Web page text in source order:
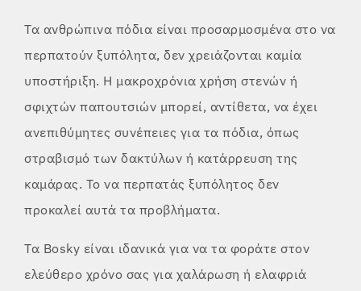
Τα ανθρώπινα πόδια είναι προσαρμοσμένα στο να
περπατούν ξυπόλητα, δεν χρειάζονται καμία
υποστήριξη. Η μακροχρόνια χρήση στενών ή
σφιχτών παπουτσιών μπορεί, αντίθετα, να έχει
ανεπιθύμητες συνέπειες για τα πόδια, όπως
στραβισμό των δακτύλων ή κατάρρευση της
καμάρας. Το να περπατάς ξυπόλητος δεν
προκαλεί αυτά τα προβλήματα.
Τα Bosky είναι ιδανικά για να τα φοράτε στον
ελεύθερο χρόνο σας για χαλάρωση ή ελαφριά